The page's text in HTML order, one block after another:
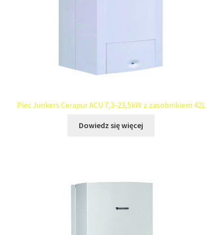
Piec Junkers Cerapur ACU 7,3-23,5kW z zasobnikiem 42L
Dowiedz się więcej